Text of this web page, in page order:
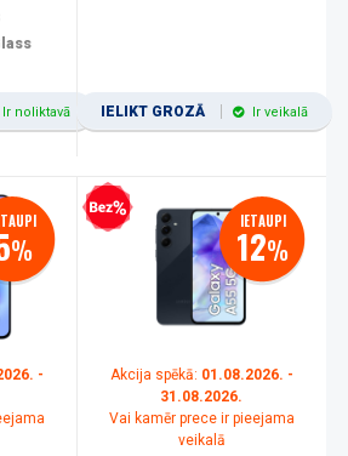
Ir noliktavā IELIKT GROZĀ Ir veikalā
%
-
Bezprocentu kredīts IETAUPI
12%
Akcija spēkā: 01.08.2026. -
31.08.2026.
Vai kamēr prece ir pieejama
veikalā